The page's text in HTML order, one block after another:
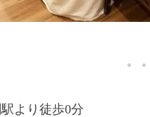
より徒歩0分